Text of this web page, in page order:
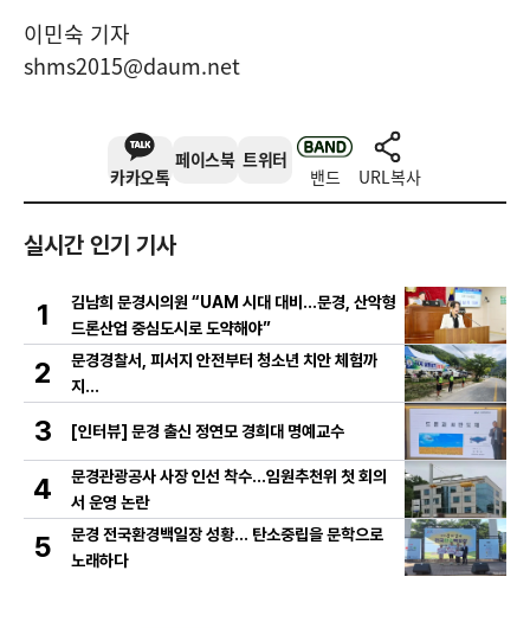
이민숙 기자
shms2015@daum.net
카카오톡
페이스북 트위터
밴드 URL복사
실시간 인기 기사
1
김남희 문경시의원 “UAM 시대 대비…문경, 산악형
드론산업 중심도시로 도약해야”
2
문경경찰서, 피서지 안전부터 청소년 치안 체험까
지…
3 [인터뷰] 문경 출신 정연모 경희대 명예교수
4
문경관광공사 사장 인선 착수…임원추천위 첫 회의
서 운영 논란
5
문경 전국환경백일장 성황… 탄소중립을 문학으로
노래하다